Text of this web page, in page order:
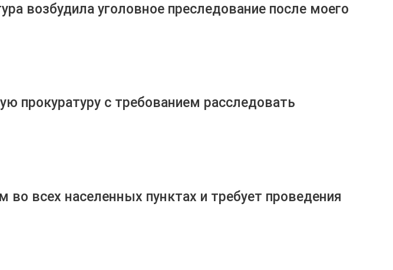
возбудила уголовное преследование после моего
прокуратуру с требованием расследовать
всех населенных пунктах и требует проведения